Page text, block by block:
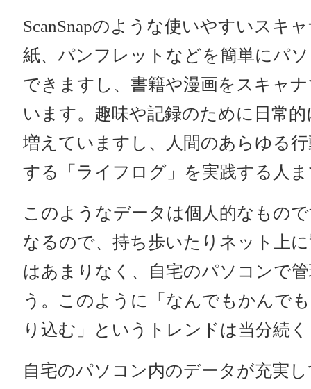
ScanSnapのような使いやすいスキ
紙、パンフレットなどを簡単にパ
できますし、書籍や漫画をスキャ
います。趣味や記録のために日常
増えていますし、人間のあらゆる
する「ライフログ」を実践する人
このようなデータは個人的なもの
なるので、持ち歩いたりネット上
はあまりなく、自宅のパソコンで
う。このように「なんでもかんで
り込む」というトレンドは当分続
自宅のパソコン内のデータが充実